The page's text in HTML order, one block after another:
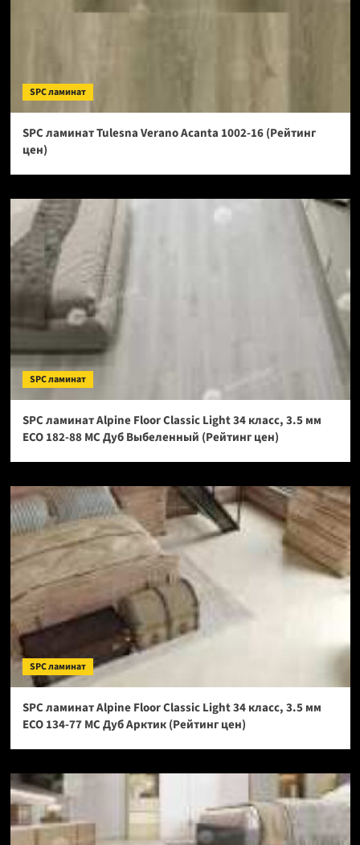
SPC ламинат
SPC ламинат Tulesna Verano Acanta 1002-16 (Рейтинг
цен)
SPC ламинат
SPC ламинат Alpine Floor Classic Light 34 класс, 3.5 мм
ECO 182-88 МС Дуб Выбеленный (Рейтинг цен)
SPC ламинат
SPC ламинат Alpine Floor Classic Light 34 класс, 3.5 мм
ECO 134-77 МС Дуб Арктик (Рейтинг цен)